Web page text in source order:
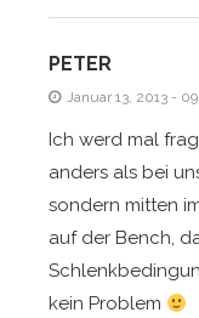
PETER
Januar 13, 2013 -
Ich werd mal
anders als bei
sondern mitten
auf der Bench,
kein Problem